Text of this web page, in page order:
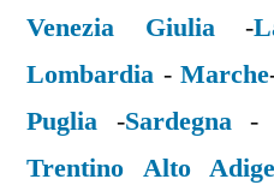
Venezia Giulia-
Lombardia -Marche
Puglia -Sardegna-
Trentino Alto Adige